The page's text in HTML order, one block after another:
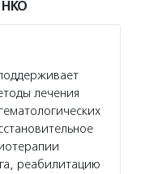
НКО
лечения
реабилитацию